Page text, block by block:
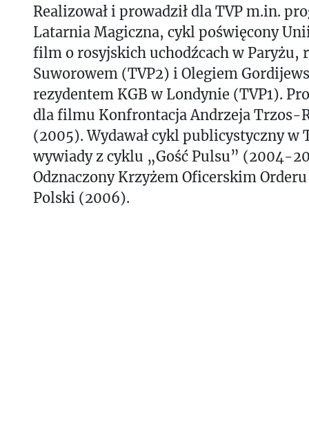
Realizował i prowadził dla TVP m.in.
Latarnia Magiczna, cykl poświęcony
film o rosyjskich uchodźcach w Paryżu,
Suworowem (TVP2) i Olegiem
rezydentem KGB w Londynie (TVP1).
dla filmu Konfrontacja Andrzeja Trzos-
(2005). Wydawał cykl publicystyczny w
wywiady z cyklu „Gość Pulsu” (2004-
Odznaczony Krzyżem Oficerskim
Polski (2006).